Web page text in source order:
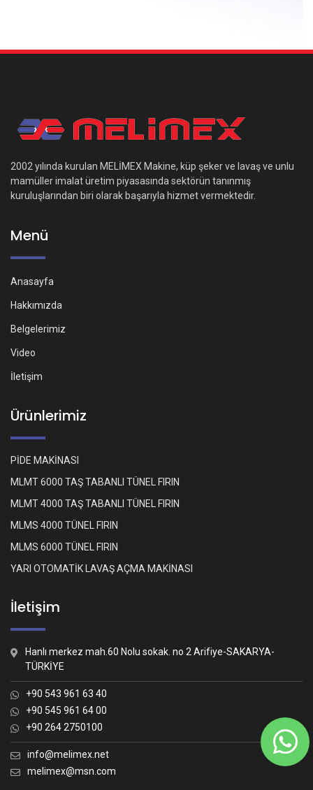
2002 yılında kurulan MELİMEX Makine, küp şeker ve lavaş ve unlu
mamüller imalat üretim piyasasında sektörün tanınmış
kuruluşlarından biri olarak başarıyla hizmet vermektedir.
Menü
Anasayfa
Hakkımızda
Belgelerimiz
Video
İletişim
Ürünlerimiz
PİDE MAKİNASI
MLMT 6000 TAŞ TABANLI TÜNEL FIRIN
MLMT 4000 TAŞ TABANLI TÜNEL FIRIN
MLMS 4000 TÜNEL FIRIN
MLMS 6000 TÜNEL FIRIN
YARI OTOMATİK LAVAŞ AÇMA MAKİNASI
İletişim
Hanlı merkez mah.60 Nolu sokak. no 2 Arifiye-SAKARYA-
TÜRKİYE
+90 543 961 63 40
+90 545 961 64 00
+90 264 2750100
info@melimex.net
melimex@msn.com
Nasıl yardımcı olabiliriz?